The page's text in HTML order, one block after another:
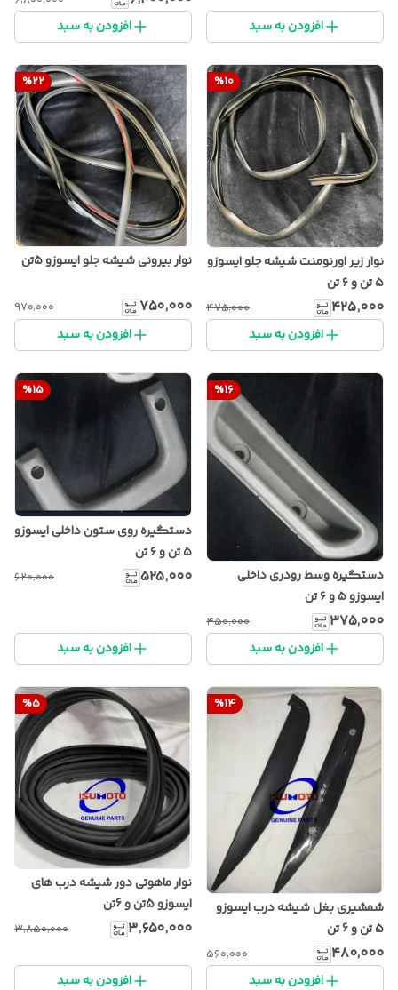
افزودن به سبد افزودن به سبد
%10
نوار زیر اورنومنت شیشه جلو ایسوزو
۵ تن و ۶ تن
۴۲۵٬۰۰۰ ۴۷۵٬۰۰۰
افزودن به سبد
%22
نوار بیرونی شیشه جلو ایسوزو ۵تن
۷۵۰٬۰۰۰ ۹۷۰٬۰۰۰
افزودن به سبد
%16
دستگیره وسط رودری داخلی
ایسوزو ۵ و ۶ تن
۳۷۵٬۰۰۰ ۴۵۰٬۰۰۰
افزودن به سبد
%15
دستگیره روی ستون داخلی ایسوزو
۵ تن و ۶ تن
۵۲۵٬۰۰۰ ۶۲۰٬۰۰۰
افزودن به سبد
%14
شمشیری بغل شیشه درب ایسوزو
5 تن و 6 تن
۴۸۰٬۰۰۰ ۵۶۰٬۰۰۰
افزودن به سبد
%5
نوار ماهوتی دور شیشه درب های
ایسوزو 5تن و 6تن
۳٬۶۵۰٬۰۰۰ ۳٬۸۵۰٬۰۰۰
افزودن به سبد